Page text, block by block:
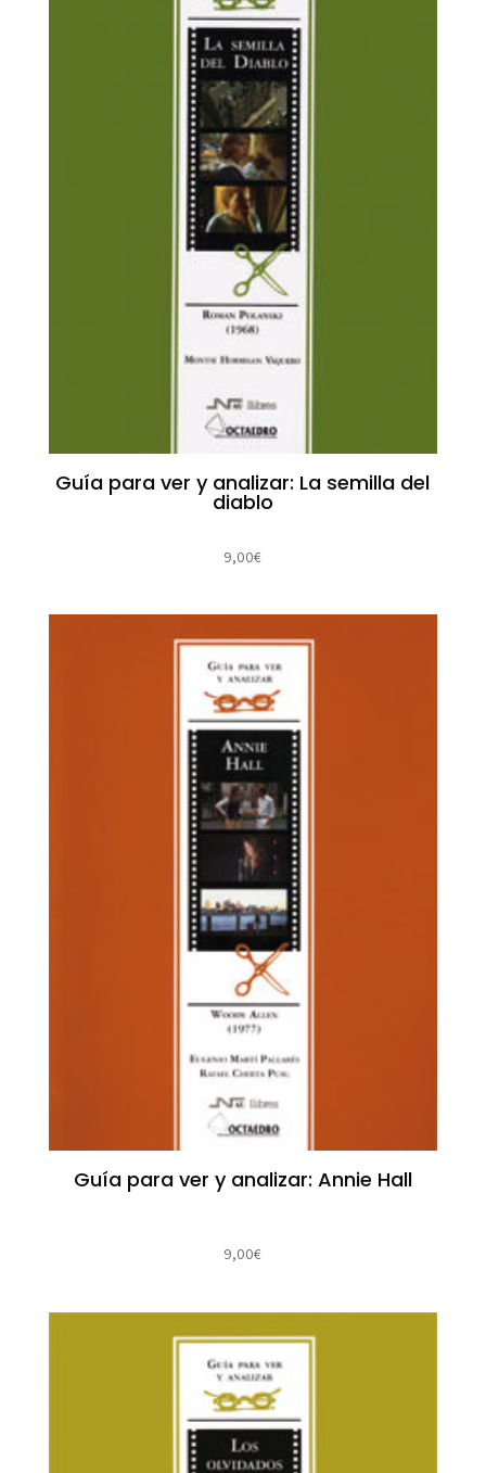
Guía para ver y analizar: La semilla del
diablo
9,00€
Guía para ver y analizar: Annie Hall
9,00€